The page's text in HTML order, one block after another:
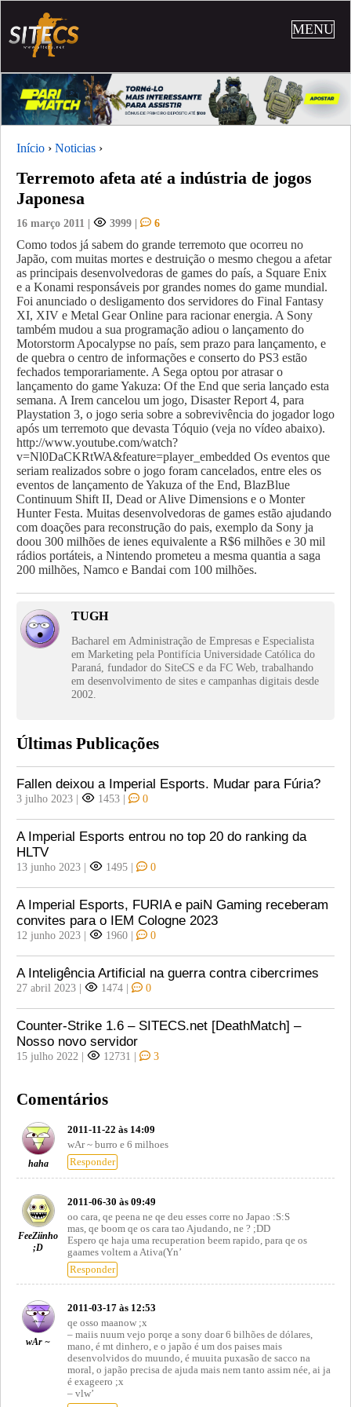
MENU
Início › Noticias ›
Terremoto afeta até a indústria de jogos
Japonesa
16 março 2011 | 3999 | 6
Como todos já sabem do grande terremoto que ocorreu no
Japão, com muitas mortes e destruição o mesmo chegou a afetar
as principais desenvolvedoras de games do país, a Square Enix
e a Konami responsáveis por grandes nomes do game mundial.
Foi anunciado o desligamento dos servidores do Final Fantasy
XI, XIV e Metal Gear Online para racionar energia. A Sony
também mudou a sua programação adiou o lançamento do
Motorstorm Apocalypse no país, sem prazo para lançamento, e
de quebra o centro de informações e conserto do PS3 estão
fechados temporariamente. A Sega optou por atrasar o
lançamento do game Yakuza: Of the End que seria lançado esta
semana. A Irem cancelou um jogo, Disaster Report 4, para
Playstation 3, o jogo seria sobre a sobrevivência do jogador logo
após um terremoto que devasta Tóquio (veja no vídeo abaixo).
http://www.youtube.com/watch?
v=Nl0DaCKRtWA&feature=player_embedded Os eventos que
seriam realizados sobre o jogo foram cancelados, entre eles os
eventos de lançamento de Yakuza of the End, BlazBlue
Continuum Shift II, Dead or Alive Dimensions e o Monter
Hunter Festa. Muitas desenvolvedoras de games estão ajudando
com doações para reconstrução do pais, exemplo da Sony ja
doou 300 milhões de ienes equivalente a R$6 milhões e 30 mil
rádios portáteis, a Nintendo prometeu a mesma quantia a saga
200 milhões, Namco e Bandai com 100 milhões.
TUGH
Bacharel em Administração de Empresas e Especialista
em Marketing pela Pontifícia Universidade Católica do
Paraná, fundador do SiteCS e da FC Web, trabalhando
em desenvolvimento de sites e campanhas digitais desde
2002.
Últimas Publicações
Fallen deixou a Imperial Esports. Mudar para Fúria?
3 julho 2023 | 1453 | 0
A Imperial Esports entrou no top 20 do ranking da
HLTV
13 junho 2023 | 1495 | 0
A Imperial Esports, FURIA e paiN Gaming receberam
convites para o IEM Cologne 2023
12 junho 2023 | 1960 | 0
A Inteligência Artificial na guerra contra cibercrimes
27 abril 2023 | 1474 | 0
Counter-Strike 1.6 – SITECS.net [DeathMatch] –
Nosso novo servidor
15 julho 2022 | 12731 | 3
Comentários
haha
2011-11-22 às 14:09
wAr ~ burro e 6 milhoes
Responder
FeeZiinho
;D
2011-06-30 às 09:49
oo cara, qe peena ne qe deu esses corre no Japao :S:S
mas, qe boom qe os cara tao Ajudando, ne ? ;DD
Espero qe haja uma recuperation beem rapido, para qe os
gaames voltem a Ativa(Yn’
Responder
wAr ~
2011-03-17 às 12:53
qe osso maanow ;x
– maiis nuum vejo porqe a sony doar 6 bilhões de dólares,
mano, é mt dinhero, e o japão é um dos paises mais
desenvolvidos do muundo, é muuita puxasão de sacco na
moral, o japão precisa de ajuda mais nem tanto assim née, ai ja
é exageero ;x
– vlw’